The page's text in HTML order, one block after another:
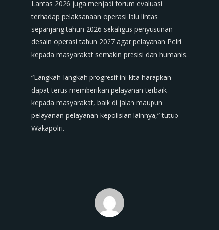
Lantas 2026 juga menjadi forum evaluasi
terhadap pelaksanaan operasi lalu lintas
sepanjang tahun 2026 sekaligus penyusunan
desain operasi tahun 2027 agar pelayanan Polri
kepada masyarakat semakin presisi dan humanis.
“Langkah-langkah progresif ini kita harapkan
dapat terus memberikan pelayanan terbaik
kepada masyarakat, baik di jalan maupun
pelayanan-pelayanan kepolisian lainnya,” tutup
Wakapolri.